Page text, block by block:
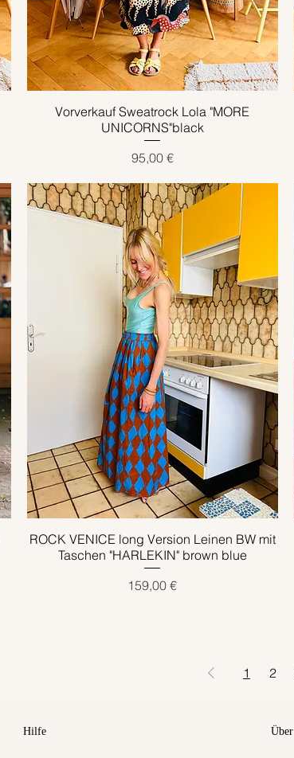
Schnellansicht
Vorverkauf Sweatrock Lola "MORE
UNICORNS"black
Preis
95,00 €
Schnellansicht
ROCK VENICE long Version Leinen BW mit
Taschen "HARLEKIN" brown blue
Preis
159,00 €
1 2
Hilfe Über